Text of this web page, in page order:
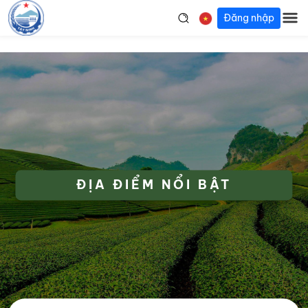
Đăng nhập
ĐỊA ĐIỂM NỔI BẬT